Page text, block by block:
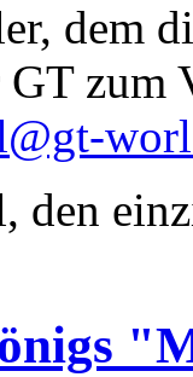
dem
zum
den